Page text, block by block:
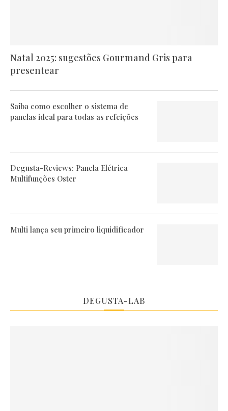
Natal 2025: sugestões Gourmand Gris para
presentear
Saiba como escolher o sistema de
panelas ideal para todas as refeições
Degusta-Reviews: Panela Elétrica
Multifunções Oster
Multi lança seu primeiro liquidificador
DEGUSTA-LAB